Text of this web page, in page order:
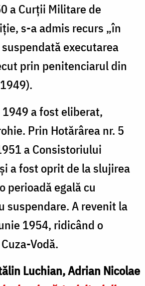
a Curții Militare de
s-a admis recurs „în
executarea
prin penitenciarul din
a fost eliberat,
Prin Hotărârea nr. 5
a Consistoriului
a fost oprit de la slujirea
perioadă egală cu
suspendare. A revenit la
1954, ridicând o
Vodă.
Luchian, Adrian Nicolae